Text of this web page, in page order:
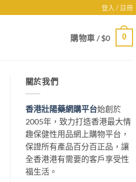
登入 / 註冊
購物車 /$0 0
關於我們
香港壯陽藥網購平台始創於
2005年，致力打造香港最大情
趣保健性用品網上購物平台，
保證所有產品百分百正品，讓
全香港港有需要的客戶享受性
福生活。